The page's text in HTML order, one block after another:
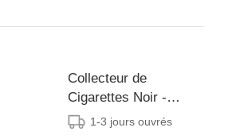
Collecteur de
Cigarettes Noir -
Pivotant - Facile à
1-3 jours ouvrés